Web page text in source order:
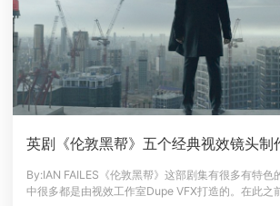
英剧《伦敦黑帮》五个经典视效镜头制
By:IAN FAILES《伦敦黑帮》这部剧集有很多有特色
中很多都是由视效工作室Dupe VFX打造的。在此之